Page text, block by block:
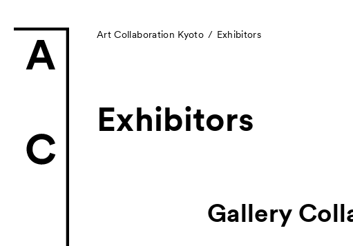
Art Collaboration Kyoto Exhibitors
- Gallery Collaborations
Exhibitors
Gallery